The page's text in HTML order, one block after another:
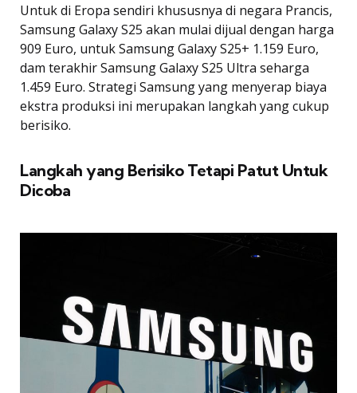
Untuk di Eropa sendiri khususnya di negara Prancis,
Samsung Galaxy S25 akan mulai dijual dengan harga
909 Euro, untuk Samsung Galaxy S25+ 1.159 Euro,
dam terakhir Samsung Galaxy S25 Ultra seharga
1.459 Euro. Strategi Samsung yang menyerap biaya
ekstra produksi ini merupakan langkah yang cukup
berisiko.
Langkah yang Berisiko Tetapi Patut Untuk
Dicoba